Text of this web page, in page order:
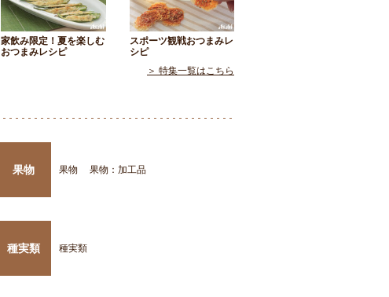
家飲み限定！夏を楽しむ
おつまみレシピ
スポーツ観戦おつまみレ
シピ
＞ 特集一覧はこちら
果物 果物 果物：加工品
種実類 種実類